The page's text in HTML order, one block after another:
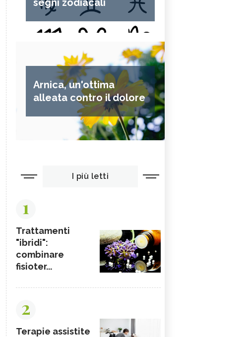
segni zodiacali
Arnica, un'ottima
alleata contro il dolore
I più letti
1
Trattamenti
"ibridi":
combinare
fisioter...
2
Terapie assistite